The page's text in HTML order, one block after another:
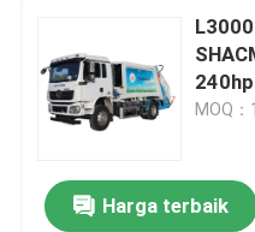
MOQ
Harga terbaik